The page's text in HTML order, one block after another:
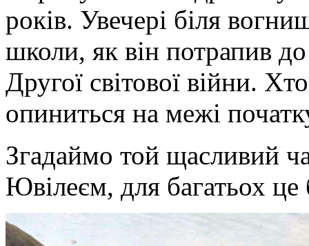
років. Увечері біля
школи, як він потрапив
Другої світової війни.
опиниться на межі
Згадаймо той щасливий
Ювілеєм, для багатьох